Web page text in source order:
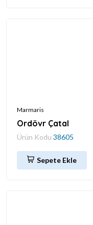
Marmaris
Ordövr Çatal
Ürün Kodu 38605
Sepete Ekle